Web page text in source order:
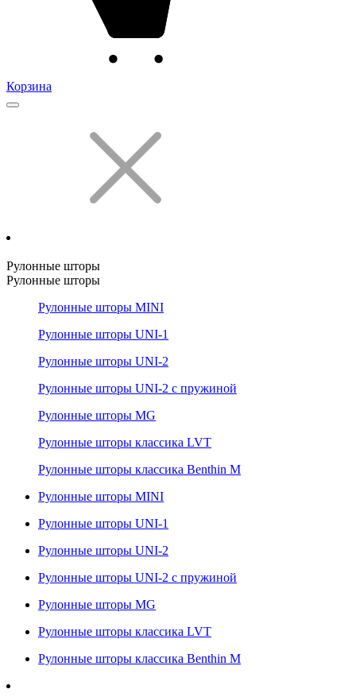
Корзина
Рулонные шторы
Рулонные шторы
Рулонные шторы MINI
Рулонные шторы UNI-1
Рулонные шторы UNI-2
Рулонные шторы UNI-2 с пружиной
Рулонные шторы MG
Рулонные шторы классика LVT
Рулонные шторы классика Benthin M
Рулонные шторы MINI
Рулонные шторы UNI-1
Рулонные шторы UNI-2
Рулонные шторы UNI-2 с пружиной
Рулонные шторы MG
Рулонные шторы классика LVT
Рулонные шторы классика Benthin M